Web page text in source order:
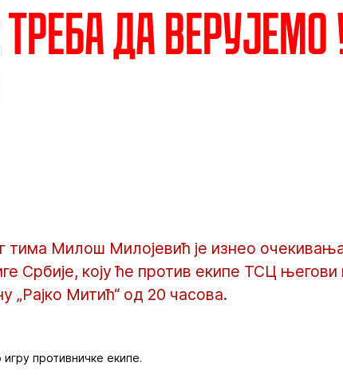
да верујемо
тима Милош Милојевић је изнео
Србије, коју ће против екипе ТСЦ његови
„Рајко Митић“ од 20 часова.
противничке екипе.